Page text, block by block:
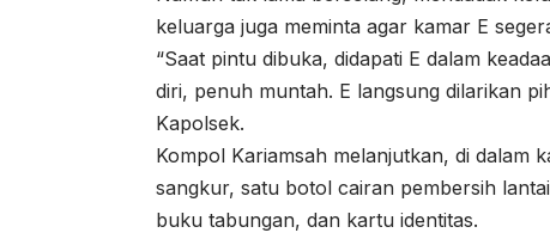
keluarga juga meminta agar kamar E
“Saat pintu dibuka, didapati E dalam
diri, penuh muntah. E langsung dilarikan
Kapolsek.
Kompol Kariamsah melanjutkan, di dalam
sangkur, satu botol cairan pembersih
buku tabungan, dan kartu identitas.